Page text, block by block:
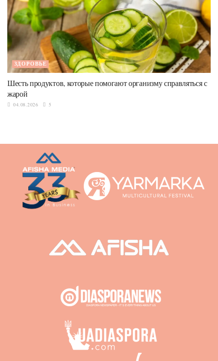
ЗДОРОВЬЕ
Шесть продуктов, которые помогают организму справляться с
жарой
04.08.2026 5